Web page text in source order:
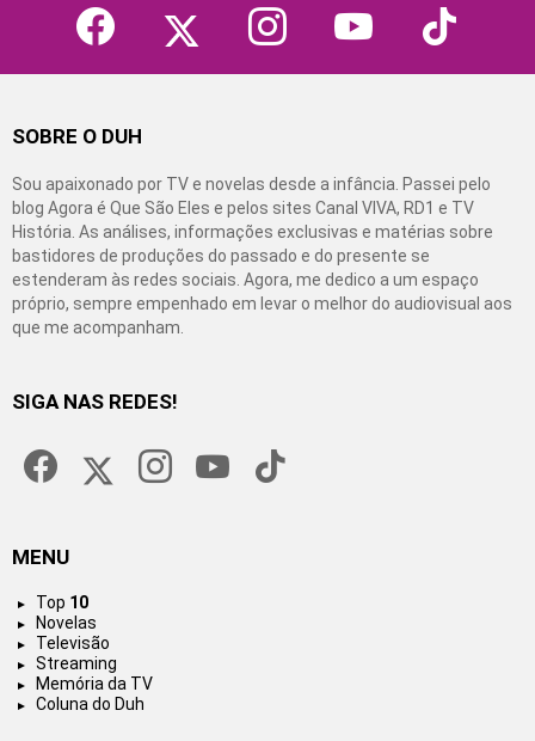
facebook instagram youtube tiktok
SOBRE O DUH
Sou apaixonado por TV e novelas desde a infância. Passei pelo
blog Agora é Que São Eles e pelos sites Canal VIVA, RD1 e TV
História. As análises, informações exclusivas e matérias sobre
bastidores de produções do passado e do presente se
estenderam às redes sociais. Agora, me dedico a um espaço
próprio, sempre empenhado em levar o melhor do audiovisual aos
que me acompanham.
SIGA NAS REDES!
MENU
Top 10
Novelas
Televisão
Streaming
Memória da TV
Coluna do Duh